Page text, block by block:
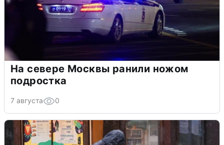
На севере Москвы ранили ножом
подростка
7 августа 0